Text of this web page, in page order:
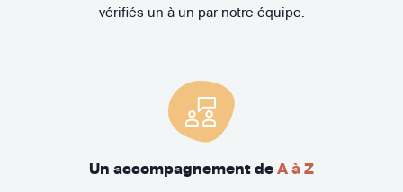
vérifiés un à un par notre équipe.
Un accompagnement de A à Z